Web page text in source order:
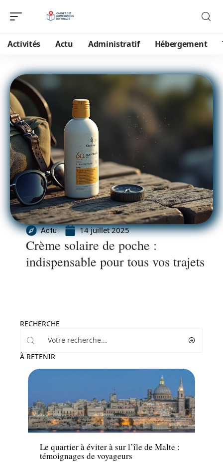
Activités Actu Administratif Hébergement
Actu 14 juillet 2025
Crème solaire de poche :
indispensable pour tous vos trajets
RECHERCHE
À RETENIR
Actu
Le quartier à éviter à sur l’île de Malte :
témoignages de voyageurs